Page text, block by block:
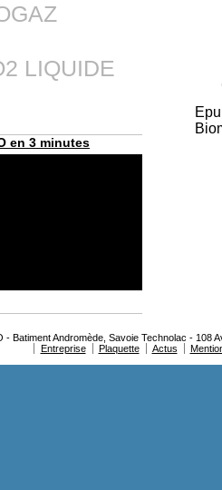
LIQUIDE
en 3 minutes
- Batiment Andromède, Savoie Technolac - 108
Entreprise
Plaquette Actus